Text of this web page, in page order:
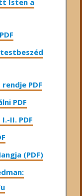
Isten a
testbeszéd
PDF
PDF
II. PDF
(PDF)